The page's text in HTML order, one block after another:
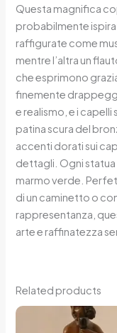
Questa magnifica
probabilmente
raffigurate come
mentre l’altra un
che esprimono
finemente
e realismo, e i
patina scura del
accenti dorati sui
dettagli. Ogni statua
marmo verde.
di un caminetto o
rappresentanza,
arte e raffinatezza
Related products